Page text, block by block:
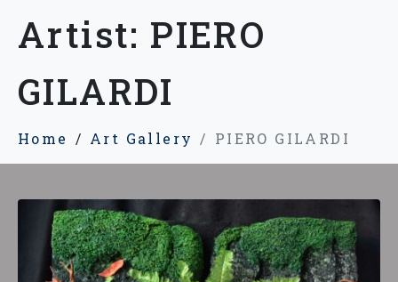
Artist: PIERO
GILARDI
Home Art Gallery PIERO GILARDI